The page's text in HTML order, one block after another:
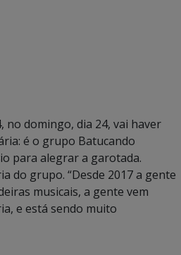
no domingo, dia 24, vai haver
é o grupo Batucando
para alegrar a garotada.
do grupo. “Desde 2017 a gente
musicais, a gente vem
e está sendo muito